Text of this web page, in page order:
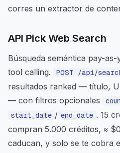
corres un extractor de
API Pick Web Search
Búsqueda semántica pay-
tool calling.
POST /api/
resultados ranked — título,
— con filtros opcionales
start_date / end_date . 15
compran 5.000 créditos, ≈
caducan, y solo se te cobra